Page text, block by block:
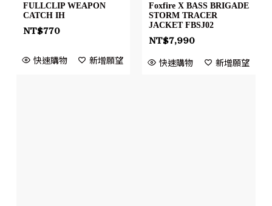
FULLCLIP WEAPON
CATCH IH
NT$770
快速購物 新增願望
Foxfire X BASS BRIGADE
STORM TRACER
JACKET FBSJ02
NT$7,990
快速購物 新增願望